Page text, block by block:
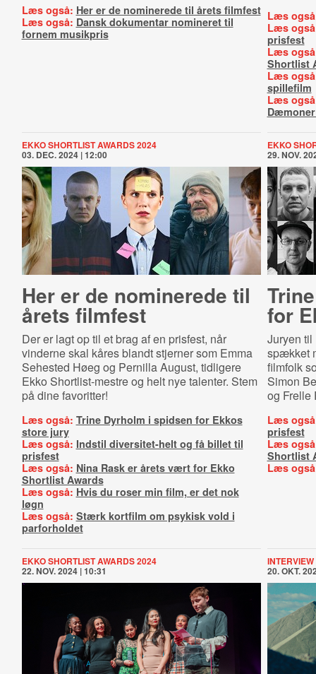
Læs også: Her er de nominerede til årets filmfest
Læs også: Dansk dokumentar nomineret til
fornem musikpris
Læs
Læs
prisfest
Læs
Shortlist
Læs
spillefilm
Læs
EKKO SHORTLIST AWARDS 2024
03. DEC. 2024 | 12:00
Her er de nominerede til
årets filmfest
Der er lagt op til et brag af en prisfest, når
vinderne skal kåres blandt stjerner som Emma
Sehested Høeg og Pernilla August, tidligere
Ekko Shortlist-mestre og helt nye talenter. Stem
på dine favoritter!
Læs også: Trine Dyrholm i spidsen for Ekkos
store jury
Læs også: Indstil diversitet-helt og få billet til
prisfest
Læs også: Nina Rask er årets vært for Ekko
Shortlist Awards
Læs også: Hvis du roser min film, er det nok
løgn
Læs også: Stærk kortfilm om psykisk vold i
parforholdet
EKKO
29. NOV.
for
Juryen til
spækket
filmfolk
Simon
og Frelle
Læs
prisfest
Læs
Shortlist
Læs
EKKO SHORTLIST AWARDS 2024
22. NOV. 2024 | 10:31
INTERVIEW
20. OKT.